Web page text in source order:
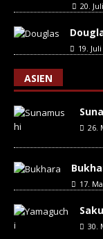
20.
19.
ASIEN
26.
17.
30.